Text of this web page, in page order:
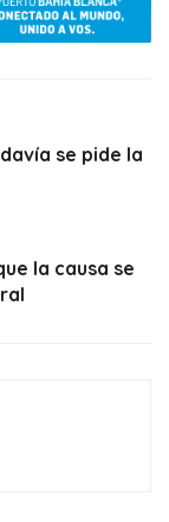
se pide la
la causa se